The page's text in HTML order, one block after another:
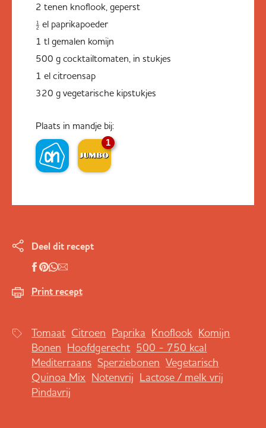
2 tenen knoflook, geperst
½ el paprikapoeder
1 tl gemalen komijn
500 g cocktailtomaten, in stukjes
1 el citroensap
320 g vegetarische kipstukjes
Plaats in mandje bij:
1
Deel dit recept
Print recept
Tomaat Citroen Paprika Knoflook Komijn
Bonen Hoofdgerecht 500 - 750 kcal
Mediterraans Sperziebonen Vegetarisch
Quinoa Mix Notenvrij Lactose / melk vrij
Pindavrij